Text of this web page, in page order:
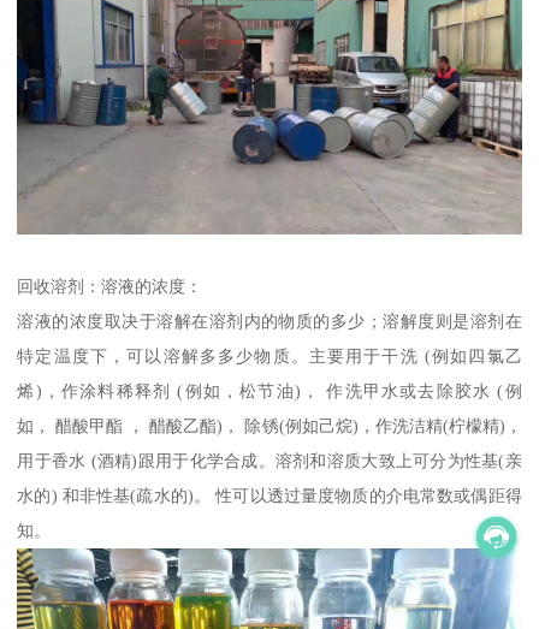
回收溶剂：溶液的浓度：
溶液的浓度取决于溶解在溶剂内的物质的多少；溶解度则是溶剂在
特定温度下，可以溶解多多少物质。主要用于干洗 (例如四氯乙
烯)，作涂料稀释剂 (例如，松节油)， 作洗甲水或去除胶水 (例
如， 醋酸甲酯 ， 醋酸乙酯)， 除锈(例如己烷)，作洗洁精(柠檬精)，
用于香水 (酒精)跟用于化学合成。溶剂和溶质大致上可分为性基(亲
水的) 和非性基(疏水的)。 性可以透过量度物质的介电常数或偶距得
知。